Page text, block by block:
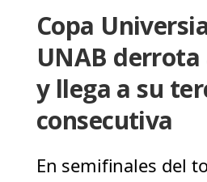
Copa
UNAB derrota
y llega a su
consecutiva
En semifinales del